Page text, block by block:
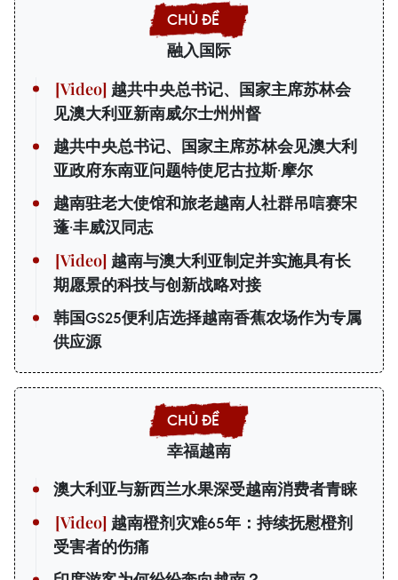
融入国际
越共中央总书记、国家主席苏林会
见澳大利亚新南威尔士州州督
越共中央总书记、国家主席苏林会见澳大利
亚政府东南亚问题特使尼古拉斯·摩尔
越南驻老大使馆和旅老越南人社群吊唁赛宋
蓬·丰威汉同志
越南与澳大利亚制定并实施具有长
期愿景的科技与创新战略对接
韩国GS25便利店选择越南香蕉农场作为专属
供应源
幸福越南
澳大利亚与新西兰水果深受越南消费者青睐
越南橙剂灾难65年：持续抚慰橙剂
受害者的伤痛